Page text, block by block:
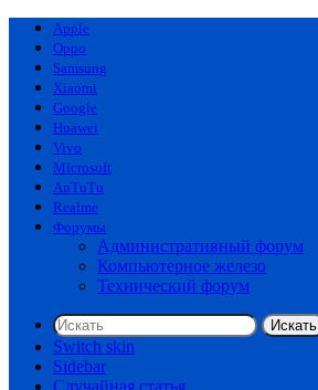
Apple
Oppo
Samsung
Xiaomi
Google
Huawei
Vivo
Microsoft
AnTuTu
Realme
Форумы
Административный форум
Компьютерное железо
Технический форум
Искать
Switch skin
Sidebar
Случайная статья